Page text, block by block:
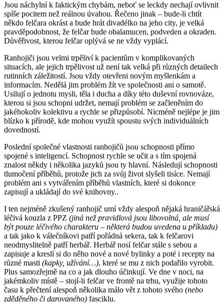
Jsou náchylní k faktickým chybám, neboť se leckdy nechají ovlivnit
spíše pocitem než reálnou úvahou. Řečeno jinak – bude-li chtít
někdo felčara okrást a bude hrát divadélko na jeho city, je velká
pravděpodobnost, že felčar bude obalamucen, podveden a okraden.
Důvěřivost, kterou felčar oplývá se ne vždy vyplácí.
Ranhojiči jsou velmi trpěliví k pacientům v komplikovaných
situacích, ale jejich trpělivost už není tak velká při různých detailech
rutinních záležitostí. Jsou vždy otevřeni novým myšlenkám a
informacím. Nedělá jim problém žít ve společnosti ani o samotě.
Usilují o jednotu mysli, těla i ducha a díky této duševní rovnováze,
kterou si jsou schopni udržet, nemají problém se začleněním do
jakéhokoliv kolektivu a rychle se přizpůsobí. Nicméně nejlépe je jim
blízko k přírodě, kde mohou využít spoustu svých individuálních
dovedností.
Poslední společné vlastnosti ranhojičů jsou schopnosti přímo
spojené s inteligencí. Schopnost rychle se učit a s tím spojená
znalost někdy i několika jazyků jsou ty hlavní. Následují schopnosti
tlumočení příběhů, protože jich za svůj život slyšeli tisíce. Nemají
problém ani s vytvářením příběhů vlastních, které si dokonce
zapisují a ukládají do své knihovny..
I ten nejméně zkušený ranhojič umí vždy alespoň nějaká hraničářská
léčivá kouzla z PPZ (jiná než pravidlová jsou libovolná, ale musí
být pouze léčivého charakteru – některá budou uvedena u příkladu)
a tak jako k válečníkovi patří pořádná sekera, tak k felčarovi
neodmyslitelně patří herbář. Herbář nosí felčar stále s sebou a
zapisuje a kreslí si do něho nové a nové bylinky a poté i recepty na
různé masti (kapky, užívání…), které se mu z nich podařilo vyrobit.
Plus samozřejmě na co a jak dlouho účinkují. Ve dne v noci, na
jakémkoliv místě – stojí-li felčar ve frontě na trhu, využije tohoto
času k přečtení alespoň několika málo vět z tohoto svého (nebo
zděděného či darovaného) fasciklu.